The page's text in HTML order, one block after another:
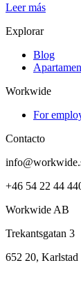
Leer más
Explorar
Blog
Workwide
For
Contacto
+46 54 22 44
Workwide AB
Trekantsgatan 3
652 20, Karlstad